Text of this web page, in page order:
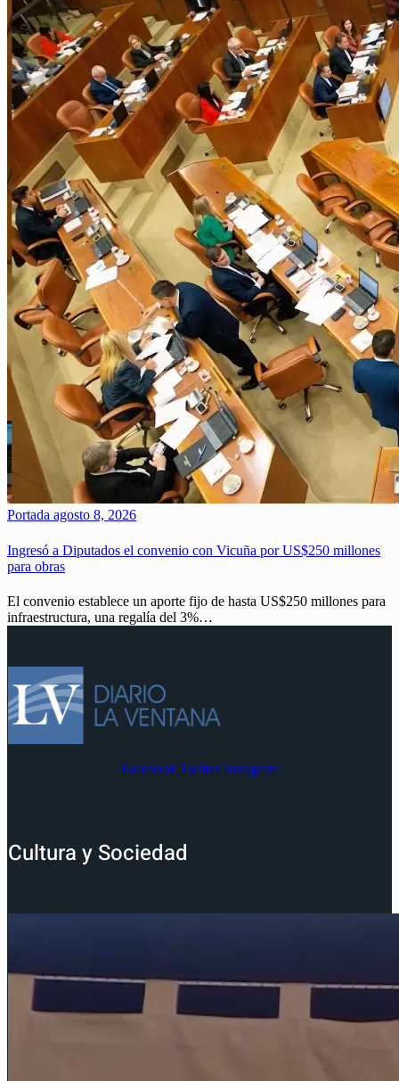
Portada agosto 8, 2026
Ingresó a Diputados el convenio con Vicuña por US$250 millones
para obras
El convenio establece un aporte fijo de hasta US$250 millones para
infraestructura, una regalía del 3%…
Facebook Twitter Instagram
Cultura y Sociedad